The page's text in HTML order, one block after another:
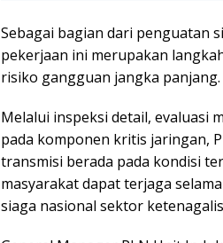
Sebagai bagian dari penguatan
pekerjaan ini merupakan
risiko gangguan jangka panjang.
Melalui inspeksi detail, evaluasi
pada komponen kritis jaringan,
transmisi berada pada kondisi
masyarakat dapat terjaga
siaga nasional sektor